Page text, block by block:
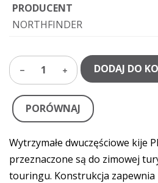
PRODUCENT
NORTHFINDER
1 DODAJ DO
PORÓWNAJ
Wytrzymałe dwuczęściowe kije
przeznaczone są do zimowej
touringu. Konstrukcja zapewnia